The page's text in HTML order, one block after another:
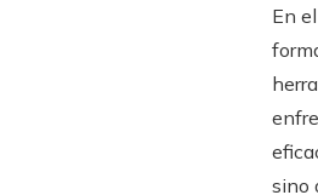
En
sino